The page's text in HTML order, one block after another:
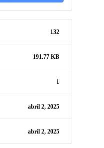
132
191.77 KB
1
abril 2, 2025
abril 2, 2025